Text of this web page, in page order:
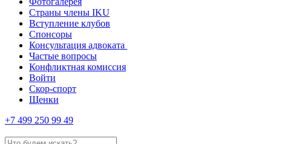
Страны члены IKU
Вступление клубов​
Спонсоры
Консультация адвоката ​
Частые вопросы
Конфликтная комиссия
Войти
Скор-спорт
Щенки
+7 499 250 99 49